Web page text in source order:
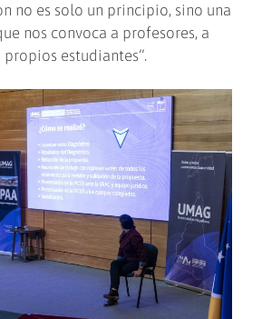
no es solo un principio, sino una
nos convoca a profesores, a
estudiantes”.